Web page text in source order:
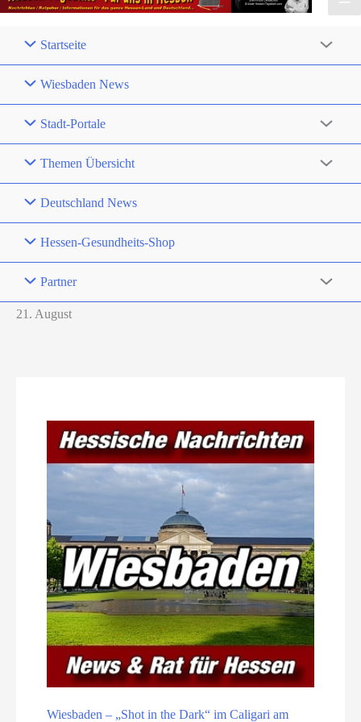
Startseite
Wiesbaden News
Stadt-Portale
Themen Übersicht
Deutschland News
Hessen-Gesundheits-Shop
Partner
21. August
Wiesbaden – „Shot in the Dark“ im Caligari am